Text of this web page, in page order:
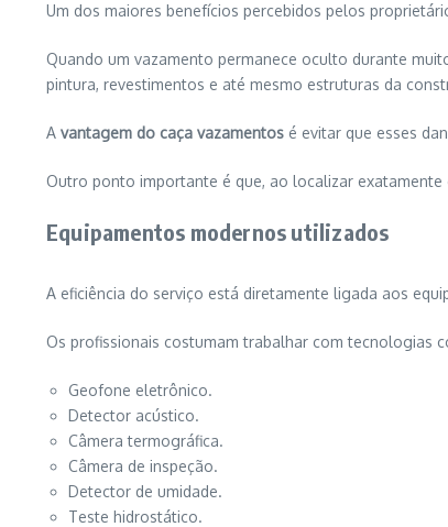
Um dos maiores benefícios percebidos pelos
Quando um vazamento permanece oculto durante
pintura, revestimentos e até mesmo estruturas da
A vantagem do caça vazamentos é evitar que esses
Outro ponto importante é que, ao localizar
Equipamentos modernos utilizados
A eficiência do serviço está diretamente ligada aos
Os profissionais costumam trabalhar com tecnologias
Geofone eletrônico.
Detector acústico.
Câmera termográfica.
Câmera de inspeção.
Detector de umidade.
Teste hidrostático.